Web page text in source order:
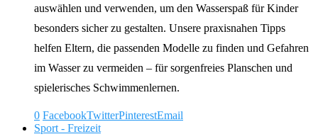
auswählen und verwenden, um den Wasserspaß für Kinder
besonders sicher zu gestalten. Unsere praxisnahen Tipps
helfen Eltern, die passenden Modelle zu finden und Gefahren
im Wasser zu vermeiden – für sorgenfreies Planschen und
spielerisches Schwimmenlernen.
0 FacebookTwitterPinterestEmail
Sport - Freizeit